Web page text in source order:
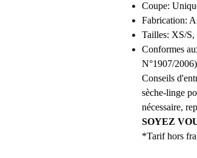
Coupe:
Fabrication:
Tailles: XS/
Conformes
N°1907/
Conseils
sèche-linge
nécessaire,
SOYEZ
*Tarif hors